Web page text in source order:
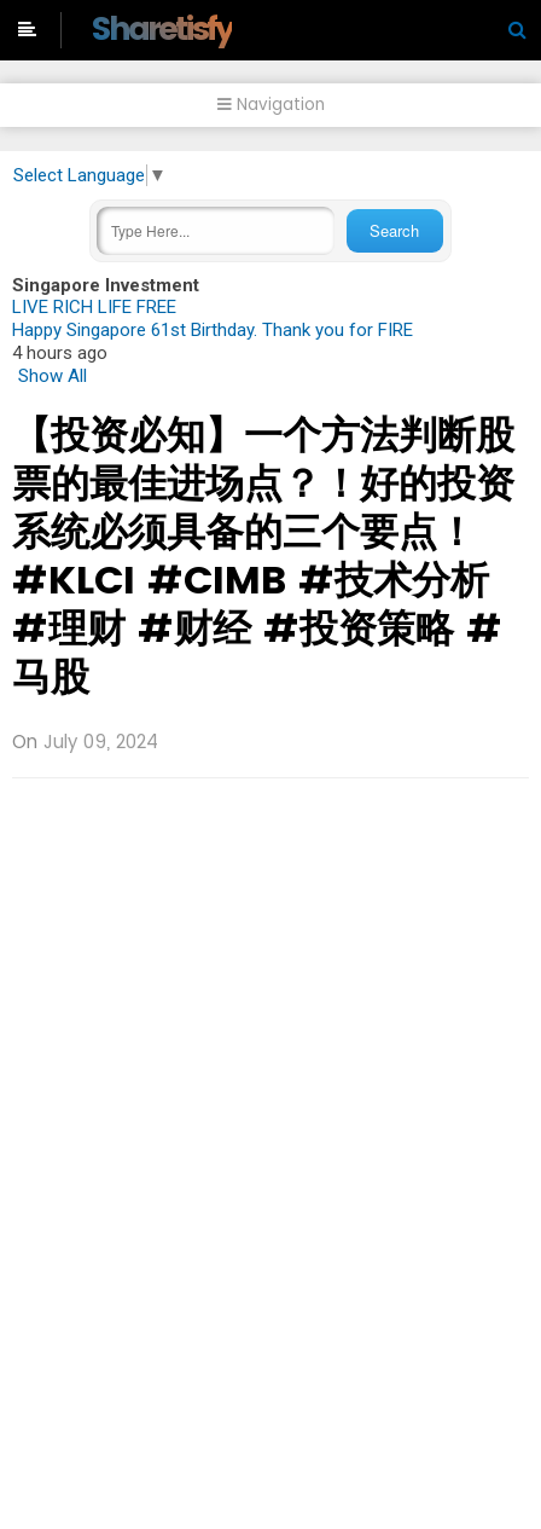
Sharetisfy
Navigation
Select Language ▼
Singapore Investment
LIVE RICH LIFE FREE
Happy Singapore 61st Birthday. Thank you for FIRE
4 hours ago
Show All
【投资必知】一个方法判断股
票的最佳进场点？！好的投资
系统必须具备的三个要点！
#KLCI #CIMB #技术分析
#理财 #财经 #投资策略 #
马股
On July 09, 2024